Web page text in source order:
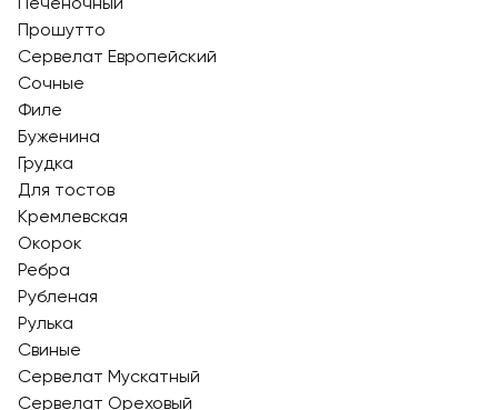
Прошутто
Сервелат Европейский
Сочные
Филе
Буженина
Грудка
Для тостов
Кремлевская
Окорок
Ребра
Рубленая
Рулька
Свиные
Сервелат Мускатный
Сервелат Ореховый